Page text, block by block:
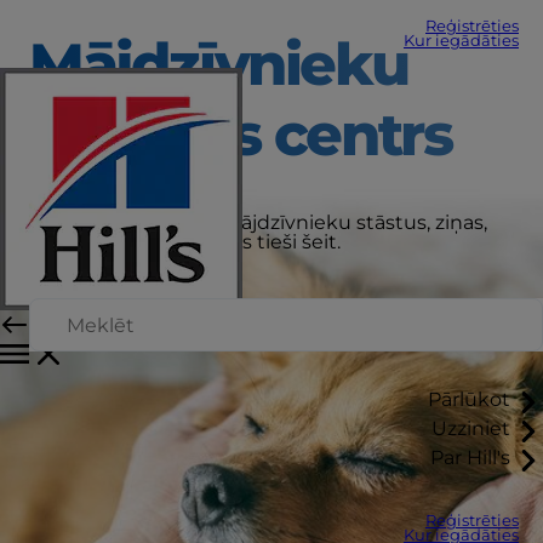
Reģistrēties
Kur iegādāties
Pārlūkot
Uzziniet
Par Hill's
Reģistrēties
Kur iegādāties
Mājdzīvnieku
aprūpes centrs
Saņemiet jaunākos mājdzīvnieku stāstus, ziņas,
padomus un padomus tieši šeit.